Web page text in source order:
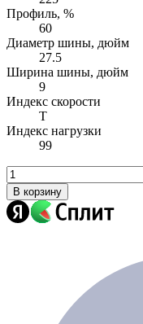
Профиль, %
60
Диаметр шины, дюйм
27.5
Ширина шины, дюйм
9
Индекс скорости
T
Индекс нагрузки
99
В корзину